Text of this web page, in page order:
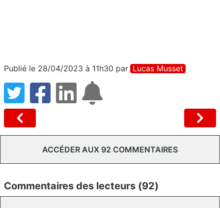
Publié le 28/04/2023 à 11h30 par Lucas Musset
ACCÉDER AUX 92 COMMENTAIRES
Commentaires des lecteurs (92)